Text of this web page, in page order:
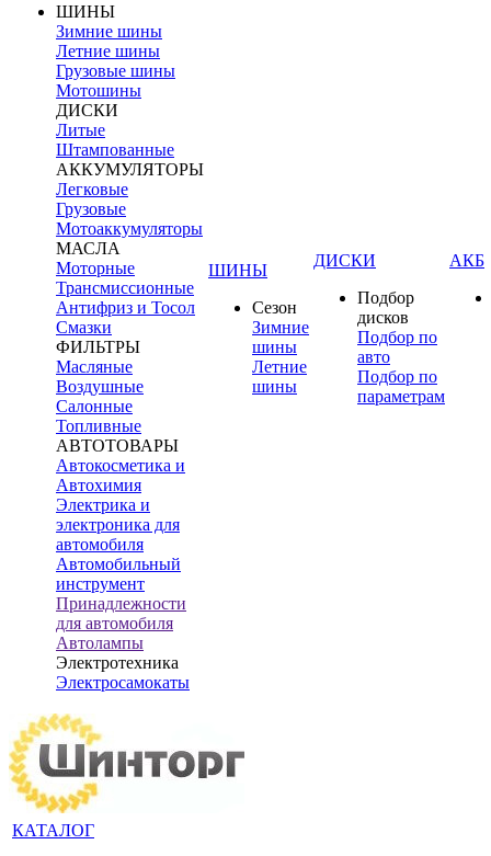
ШИНЫ
Зимние шины
Летние шины
Грузовые шины
Мотошины
ДИСКИ
Литые
Штампованные
АККУМУЛЯТОРЫ
Легковые
Грузовые
Мотоаккумуляторы
МАСЛА
Моторные
Трансмиссионные
Антифриз и Тосол
Смазки
ФИЛЬТРЫ
Масляные
Воздушные
Салонные
Топливные
АВТОТОВАРЫ
Автокосметика и
Автохимия
Электрика и
электроника для
автомобиля
Автомобильный
инструмент
Принадлежности
для автомобиля
Автолампы
Электротехника
Электросамокаты
ШИНЫ
Сезон
Зимние
шины
Летние
шины
ДИСКИ
Подбор
дисков
Подбор по
авто
Подбор по
параметрам
АКБ
КАТАЛОГ